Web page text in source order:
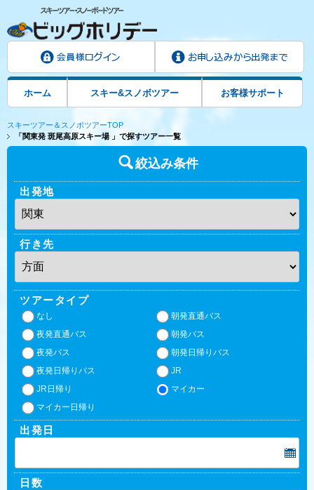
ホーム スキー&スノボツアー お客様サポート
スキーツアー＆スノボツアーTOP
「関東発 斑尾高原スキー場 」で探すツアー一覧
絞込み条件
出発地
行き先
ツアータイプ
なし
朝発直通バス
夜発直通バス
朝発バス
夜発バス
朝発日帰りバス
夜発日帰りバス
JR
JR日帰り
マイカー
マイカー日帰り
出発日
日数